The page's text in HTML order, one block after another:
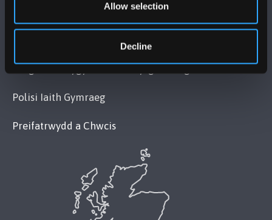
Allow selection
Decline
Cydymffurfiaeth Gyfreithiol
Datganiad Deddf Caethwasiaeth Modern 2015
Polisi Iaith Gymraeg
Preifatrwydd a Chwcis